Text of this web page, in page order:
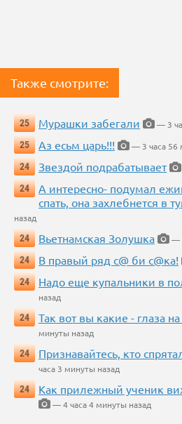
Также смотрите:
25 Мурашки забегали
— 3
25
Аз есьм царь!!!
— 3 часа 56
24
Звездой подрабатывает
24
А интересно- подумал
спать, она захлебнется в
назад
24
Вьетнамская Золушка
—
24
В правый ряд с@ би с@ка!
24
Надо еще купальники в
назад
24
Так вот вы какие - глаза
минуты назад
24
Признавайтесь, кто
часа 3 минуты назад
24
Как прилежный ученик
— 4 часа 4 минуты назад